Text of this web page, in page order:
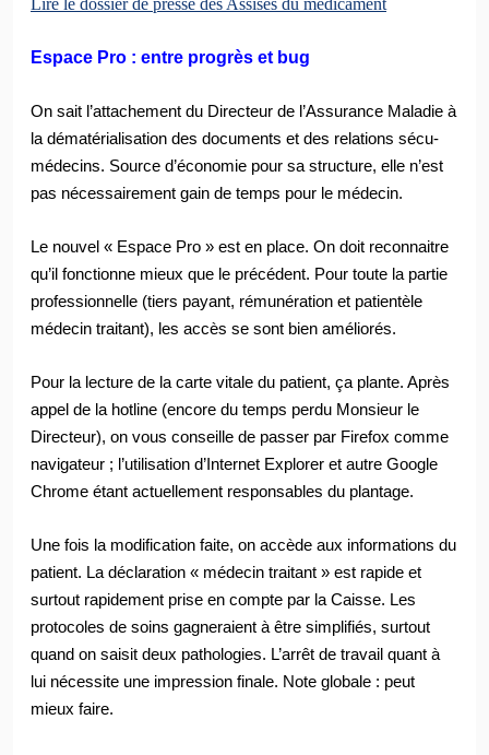
Espace Pro : entre progrès et bug
On sait l’attachement du Directeur de l’Assurance Maladie à
la dématérialisation des documents et des relations sécu-
médecins. Source d’économie pour sa structure, elle n’est
pas nécessairement gain de temps pour le médecin.
Le nouvel « Espace Pro » est en place. On doit reconnaitre
qu’il fonctionne mieux que le précédent. Pour toute la partie
professionnelle (tiers payant, rémunération et patientèle
médecin traitant), les accès se sont bien améliorés.
Pour la lecture de la carte vitale du patient, ça plante. Après
appel de la hotline (encore du temps perdu Monsieur le
Directeur), on vous conseille de passer par Firefox comme
navigateur ; l’utilisation d’Internet Explorer et autre Google
Chrome étant actuellement responsables du plantage.
Une fois la modification faite, on accède aux informations du
patient. La déclaration « médecin traitant » est rapide et
surtout rapidement prise en compte par la Caisse. Les
protocoles de soins gagneraient à être simplifiés, surtout
quand on saisit deux pathologies. L’arrêt de travail quant à
lui nécessite une impression finale. Note globale : peut
mieux faire.